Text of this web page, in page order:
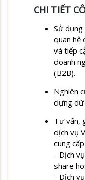
CHI TIẾT
Sử dụng
quan hệ
và tiếp
doanh
(B2B).
Nghiên
dựng dữ
Tư vấn,
dịch vụ
cung
- Dịch
share
- Dịch